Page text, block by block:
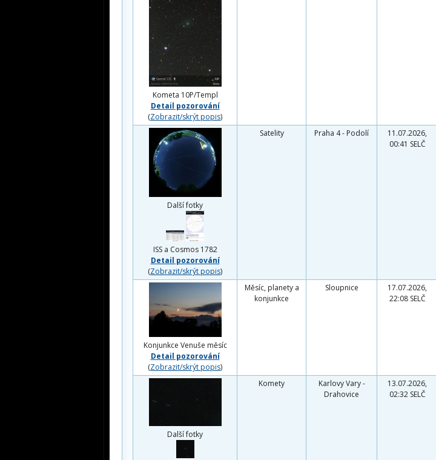
Kometa 10P/Templ
Detail pozorování
(Zobrazit/skrýt popis)
Další fotky
ISS a Cosmos 1782
Detail pozorování
(Zobrazit/skrýt popis)
Satelity Praha 4 - Podolí
11.07.2026,
00:41 SELČ
Konjunkce Venuše měsíc
Detail pozorování
(Zobrazit/skrýt popis)
Měsíc, planety a
konjunkce
Sloupnice
17.07.2026,
22:08 SELČ
Další fotky
Komety
Karlovy Vary -
Drahovice
13.07.2026,
02:32 SELČ